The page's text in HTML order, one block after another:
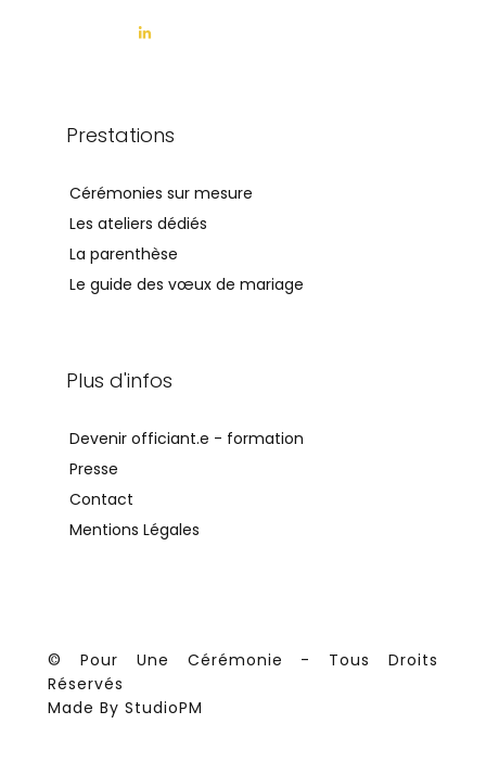
Prestations
Cérémonies sur mesure
Les ateliers dédiés
La parenthèse
Le guide des vœux de mariage
Plus d'infos
Devenir officiant.e - formation
Presse
Contact
Mentions Légales
© Pour Une Cérémonie - Tous Droits
Réservés
Made By StudioPM